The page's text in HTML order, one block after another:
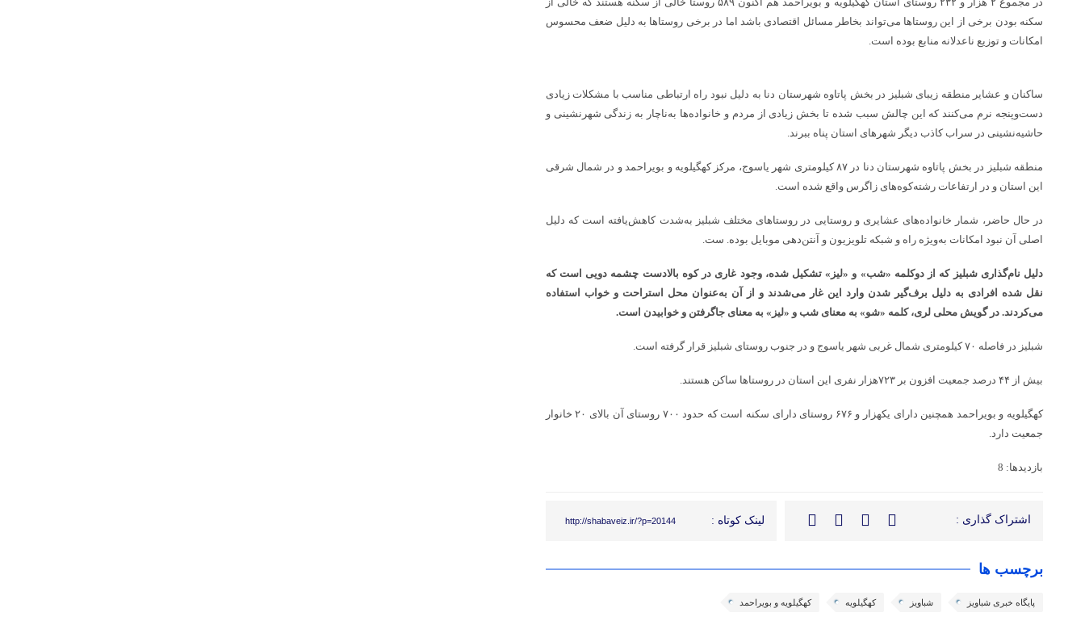
سکنه بودن برخی از این روستاها می‌تواند بخاطر مسائل اقتصادی باشد اما در برخی روستاها به دلیل ضعف محسوس
امکانات و توزیع ناعدلانه منابع بوده است.
ساکنان و عشایر منطقه زیبای شبلیز در بخش پاتاوه شهرستان دنا به دلیل نبود راه ارتباطی مناسب با مشکلات زیادی
دست‌وپنجه نرم می‌کنند که این چالش سبب شده تا بخش زیادی از مردم و خانواده‌ها به‌ناچار به زندگی شهرنشینی و
حاشیه‌نشینی در سراب کاذب دیگر شهرهای استان پناه ببرند.
منطقه شبلیز در بخش پاتاوه شهرستان دنا در ۸۷ کیلومتری شهر یاسوج، مرکز کهگیلویه و بویراحمد و در شمال شرقی
این استان و در ارتفاعات رشته‌کوه‌های زاگرس واقع شده است.
در حال حاضر، شمار خانواده‌های عشایری و روستایی در روستاهای مختلف شبلیز به‌شدت کاهش‌یافته است که دلیل
اصلی آن نبود امکانات به‌ویژه راه و شبکه تلویزیون و آنتن‌دهی موبایل بوده. ست.
دلیل نام‌گذاری شبلیز که از دوکلمه «شب» و «لیز» تشکیل شده، وجود غاری در کوه بالادست چشمه دویی است که
نقل شده افرادی به دلیل برف‌گیر شدن وارد این غار می‌شدند و از آن به‌عنوان محل استراحت و خواب استفاده
می‌کردند. در گویش محلی لری، کلمه «شو» به معنای شب و «لیز» به معنای جاگرفتن و خوابیدن است.
شبلیز در فاصله ۷۰ کیلومتری شمال غربی شهر یاسوج و در جنوب روستای شبلیز قرار گرفته است.
بیش از ۴۴ درصد جمعیت افزون بر ۷۲۳هزار نفری این استان در روستاها ساکن هستند.
کهگیلویه و بویراحمد همچنین دارای یکهزار و ۶۷۶ روستای دارای سکنه است که حدود ۷۰۰ روستای آن بالای ۲۰ خانوار
جمعیت دارد.
بازدیدها: 8
اشتراک گذاری : لینک کوتاه : http://shabaveiz.ir/?p=20144
برچسب ها
پایگاه خبری شباویز شباویز کهگیلویه کهگیلویه و بویراحمد